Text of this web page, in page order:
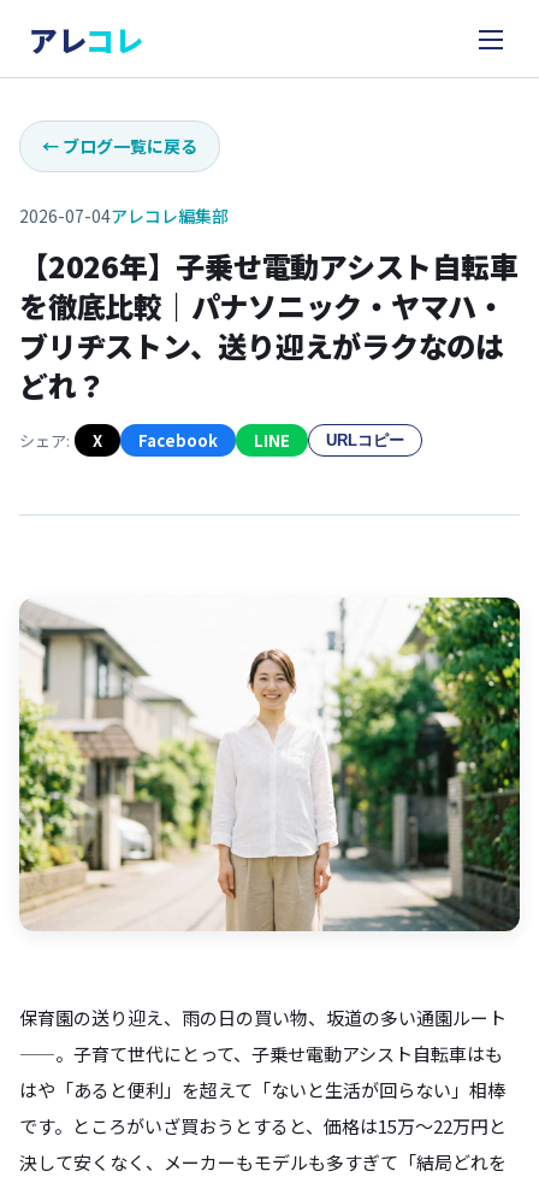
アレコレ
← ブログ一覧に戻る
2026-07-04アレコレ編集部
【2026年】子乗せ電動アシスト自転車
を徹底比較｜パナソニック・ヤマハ・
ブリヂストン、送り迎えがラクなのは
どれ？
シェア: X Facebook LINE URLコピー
保育園の送り迎え、雨の日の買い物、坂道の多い通園ルート
——。子育て世代にとって、子乗せ電動アシスト自転車はも
はや「あると便利」を超えて「ないと生活が回らない」相棒
です。ところがいざ買おうとすると、価格は15万〜22万円と
決して安くなく、メーカーもモデルも多すぎて「結局どれを